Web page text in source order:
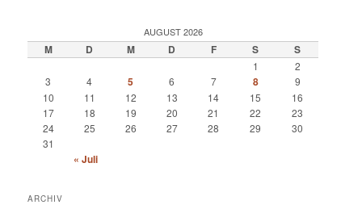
AUGUST 2026
M D M D F S S
1
2
3
4 5 6 7 8
9
10
11 12 13 14 15
16
17
18 19 20 21 22
23
24
25 26 27 28 29
30
31
« Juli
ARCHIV